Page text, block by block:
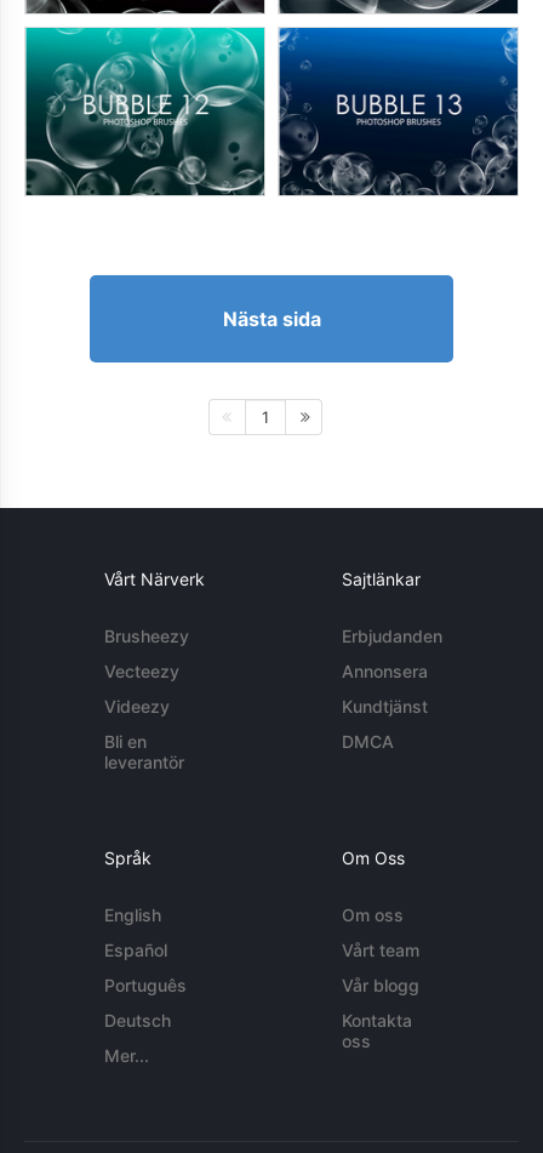
Nästa sida
1
Vårt Närverk
Brusheezy
Vecteezy
Videezy
Bli en
leverantör
Sajtlänkar
Erbjudanden
Annonsera
Kundtjänst
DMCA
Språk
English
Español
Português
Deutsch
Mer...
Om Oss
Om oss
Vårt team
Vår blogg
Kontakta
oss